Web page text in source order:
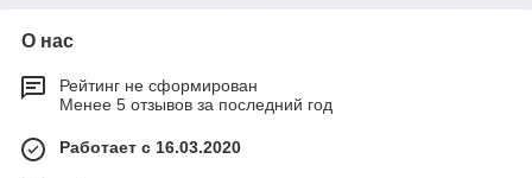
О нас
Рейтинг не сформирован
Менее 5 отзывов за последний год
Работает с 16.03.2020